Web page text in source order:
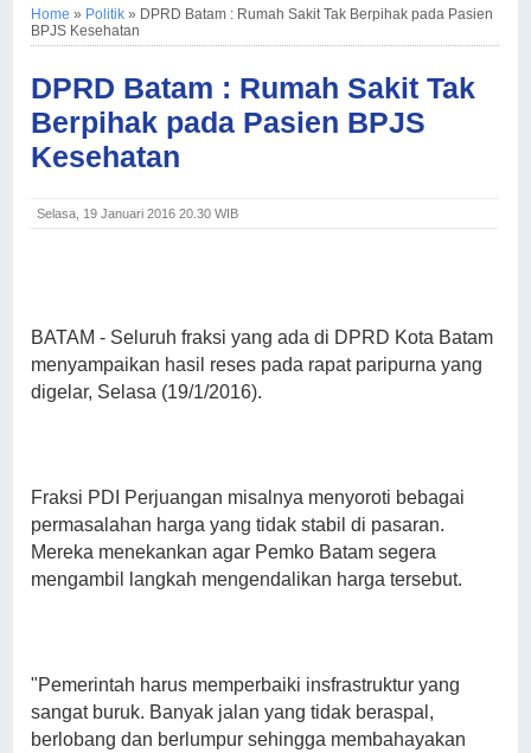
Home » Politik » DPRD Batam : Rumah Sakit Tak Berpihak pada Pasien
BPJS Kesehatan
DPRD Batam : Rumah Sakit Tak
Berpihak pada Pasien BPJS
Kesehatan
Selasa, 19 Januari 2016 20.30 WIB
BATAM- Seluruh fraksi yang ada di DPRD Kota Batam
menyampaikan hasil reses pada rapat paripurna yang
digelar, Selasa (19/1/2016).
Fraksi PDI Perjuangan misalnya menyoroti bebagai
permasalahan harga yang tidak stabil di pasaran.
Mereka menekankan agar Pemko Batam segera
mengambil langkah mengendalikan harga tersebut.
"Pemerintah harus memperbaiki insfrastruktur yang
sangat buruk. Banyak jalan yang tidak beraspal,
berlobang dan berlumpur sehingga membahayakan